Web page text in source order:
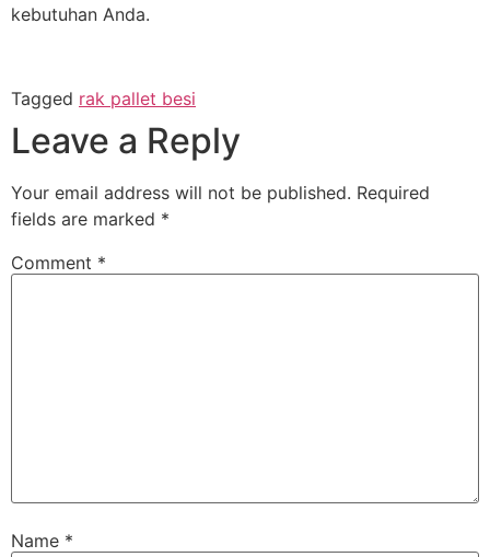
kebutuhan Anda.
Tagged rak pallet besi
Leave a Reply
Your email address will not be published. Required
fields are marked *
Comment *
Name *